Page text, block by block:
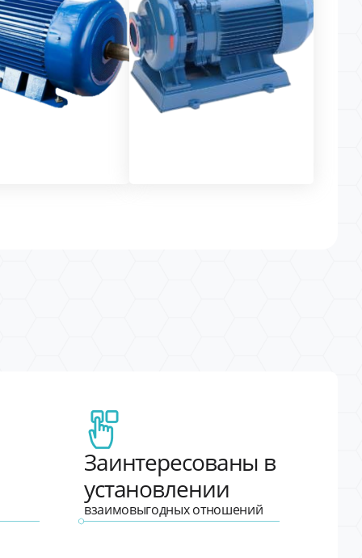
Заинтересованы в
установлении
взаимовыгодных отношений